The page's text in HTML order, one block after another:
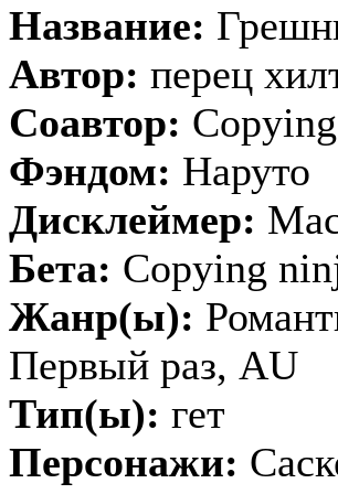
Название:
Автор: перец
Соавтор:
Фэндом: Наруто
Дисклеймер:
Бета: Copying
Жанр(ы):
Первый раз, AU
Тип(ы): гет
Персонажи: